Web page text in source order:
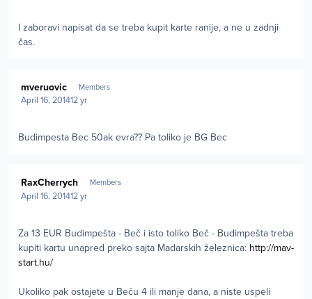
I zaboravi napisat da se treba kupit karte ranije, a ne u zadnji
čas.
mveruovic Members
April 16, 201412 yr
Budimpesta Bec 50ak evra?? Pa toliko je BG Bec
RaxCherrych Members
April 16, 201412 yr
Za 13 EUR Budimpešta - Beč i isto toliko Beč - Budimpešta treba
kupiti kartu unapred preko sajta Mađarskih železnica: http://mav-
start.hu/
Ukoliko pak ostajete u Beču 4 ili manje dana, a niste uspeli